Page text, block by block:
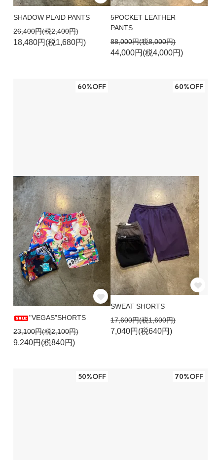
SHADOW PLAID PANTS
26,400円(税2,400円)
18,480円(税1,680円)
5POCKET LEATHER
PANTS
88,000円(税8,000円)
44,000円(税4,000円)
60%OFF
"VEGAS”SHORTS
23,100円(税2,100円)
9,240円(税840円)
60%OFF
SWEAT SHORTS
17,600円(税1,600円)
7,040円(税640円)
50%OFF 70%OFF